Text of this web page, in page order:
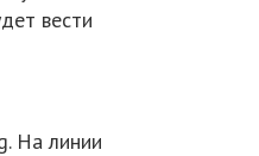
вести
На линии